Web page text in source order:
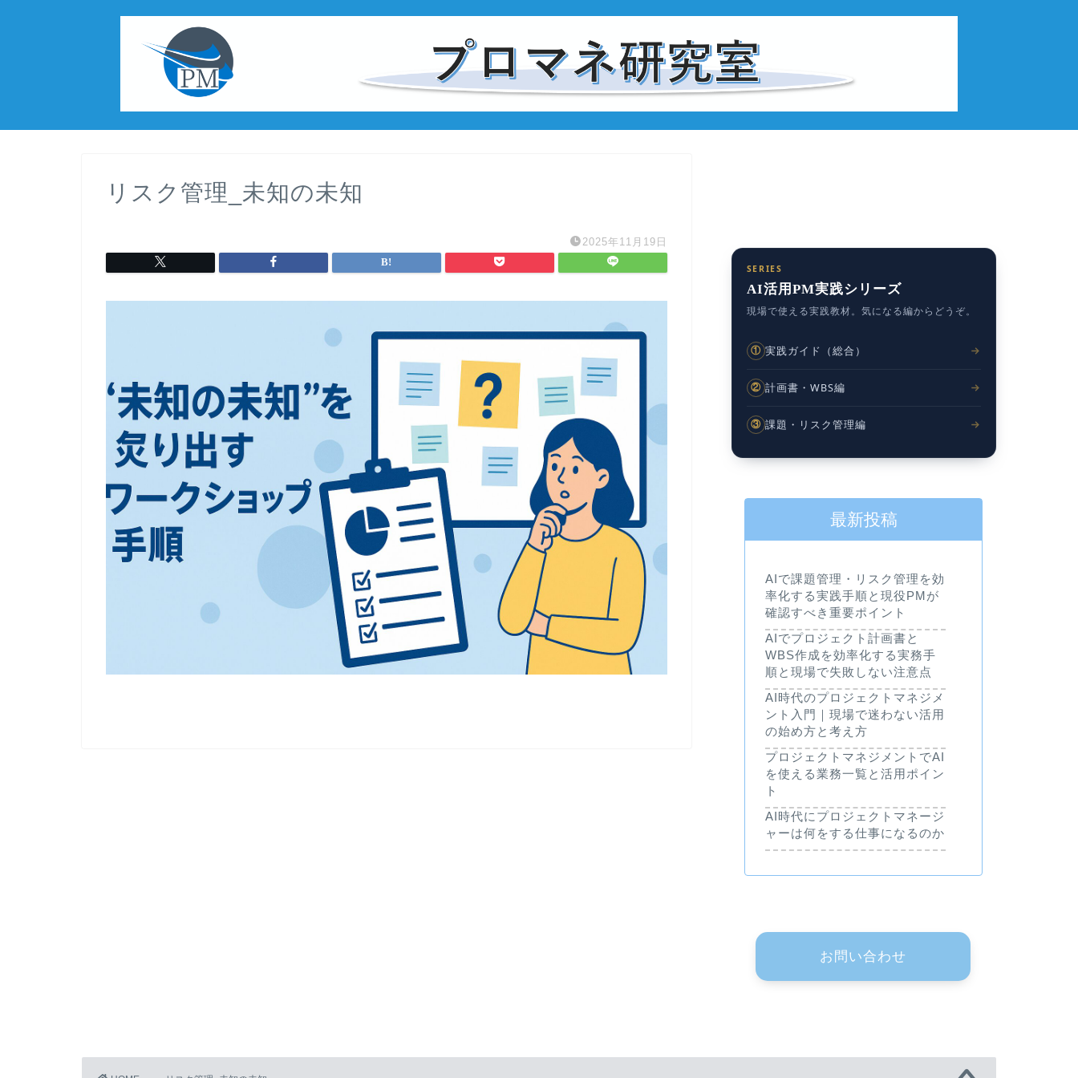
リスク管理_未知の未知
2025年11月19日
SERIES
AI活用PM実践シリーズ
現場で使える実践教材。気になる編からどうぞ。
① 実践ガイド（総合）
② 計画書・WBS編
③ 課題・リスク管理編
最新投稿
AIで課題管理・リスク管理を効
率化する実践手順と現役PMが
確認すべき重要ポイント
AIでプロジェクト計画書と
WBS作成を効率化する実務手
順と現場で失敗しない注意点
AI時代のプロジェクトマネジメ
ント入門｜現場で迷わない活用
の始め方と考え方
プロジェクトマネジメントでAI
を使える業務一覧と活用ポイン
ト
AI時代にプロジェクトマネージ
ャーは何をする仕事になるのか
お問い合わせ